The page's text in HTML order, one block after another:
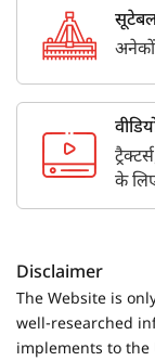
सूटेबल
के
Disclaimer
The Website is
well-researched
implements to the